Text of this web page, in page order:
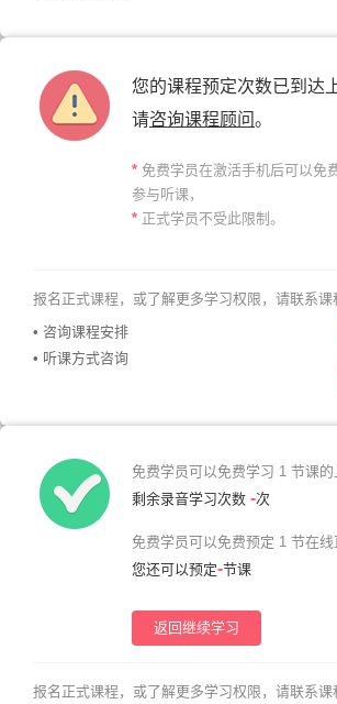
您的课程预定次数已到达
请咨询课程顾问。
* 免费学员在激活手机后可以免
参与听课，
* 正式学员不受此限制。
报名正式课程，或了解更多学习权限，请联系课
• 咨询课程安排
• 听课方式咨询
免费学员可以免费学习 1 节课
剩余录音学习次数 -次
免费学员可以免费预定 1 节在
您还可以预定-节课
返回继续学习
报名正式课程，或了解更多学习权限，请联系课